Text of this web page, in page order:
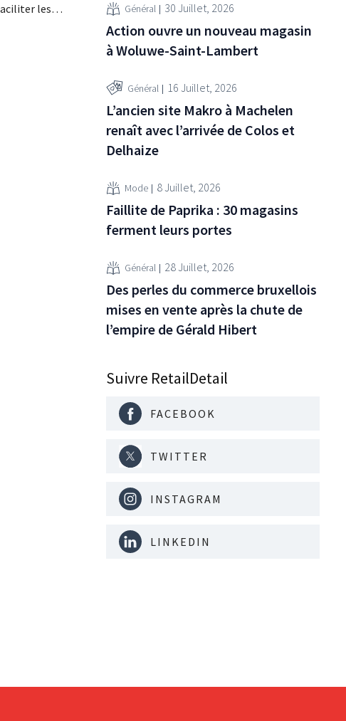
les
Général 30 Juillet, 2026
Action ouvre un nouveau magasin
à Woluwe-Saint-Lambert
Général 16 Juillet, 2026
L’ancien site Makro à Machelen
renaît avec l’arrivée de Colos et
Delhaize
Mode 8 Juillet, 2026
Faillite de Paprika : 30 magasins
ferment leurs portes
Général 28 Juillet, 2026
Des perles du commerce bruxellois
mises en vente après la chute de
l’empire de Gérald Hibert
Suivre RetailDetail
FACEBOOK
TWITTER
INSTAGRAM
LINKEDIN